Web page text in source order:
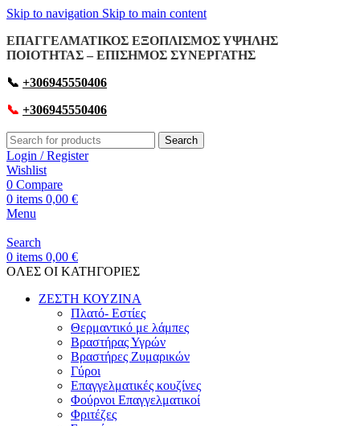
Skip to navigation Skip to main content
ΕΠΑΓΓΕΛΜΑΤΙΚΟΣ ΕΞΟΠΛΙΣΜΟΣ ΥΨΗΛΗΣ
ΠΟΙΟΤΗΤΑΣ – ΕΠΙΣΗΜΟΣ ΣΥΝΕΡΓΑΤΗΣ
📞 +306945550406
📞 +306945550406
Search
Login / Register
Wishlist
0 Compare
0 items 0,00 €
Menu
Search
0 items 0,00 €
OΛΕΣ ΟΙ ΚΑΤΗΓΟΡΙΕΣ
ΖΕΣΤΗ ΚΟΥΖΙΝΑ
Πλατό- Εστίες
Θερμαντικό με λάμπες
Βραστήρας Υγρών
Βραστήρες Ζυμαρικών
Γύροι
Επαγγελματικές κουζίνες
Φούρνοι Επαγγελματικοί
Φριτέζες